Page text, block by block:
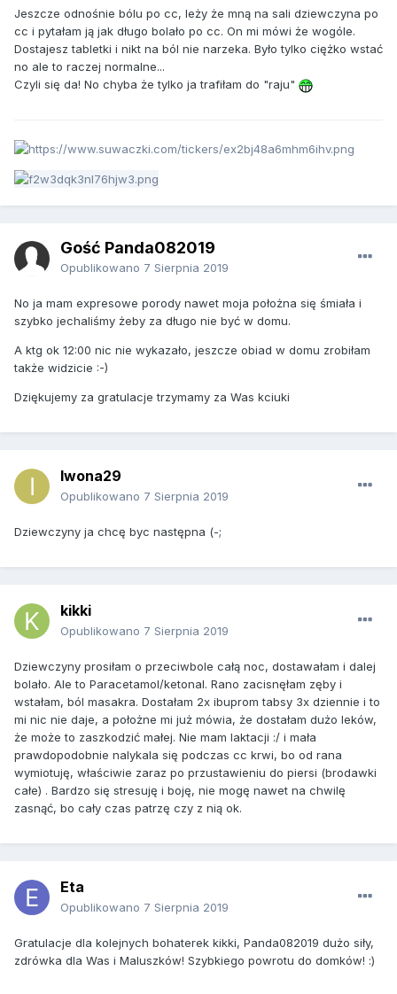
Jeszcze odnośnie bólu po cc, leży że mną na sali dziewczyna po
cc i pytałam ją jak długo bolało po cc. On mi mówi że wogóle.
Dostajesz tabletki i nikt na ból nie narzeka. Było tylko ciężko wstać
no ale to raczej normalne...
Czyli się da! No chyba że tylko ja trafiłam do "raju"
Gość Panda082019
Opublikowano 7 Sierpnia 2019
No ja mam expresowe porody nawet moja położna się śmiała i
szybko jechaliśmy żeby za długo nie być w domu.
A ktg ok 12:00 nic nie wykazało, jeszcze obiad w domu zrobiłam
także widzicie :-)
Dziękujemy za gratulacje trzymamy za Was kciuki
Iwona29
Opublikowano 7 Sierpnia 2019
Dziewczyny ja chcę byc następna (-;
kikki
Opublikowano 7 Sierpnia 2019
Dziewczyny prosiłam o przeciwbole całą noc, dostawałam i dalej
bolało. Ale to Paracetamol/ketonal. Rano zacisnęłam zęby i
wstałam, ból masakra. Dostałam 2x ibuprom tabsy 3x dziennie i to
mi nic nie daje, a położne mi już mówia, że dostałam dużo leków,
że może to zaszkodzić małej. Nie mam laktacji :/ i mała
prawdopodobnie nalykala się podczas cc krwi, bo od rana
wymiotuję, właściwie zaraz po przustawieniu do piersi (brodawki
całe) . Bardzo się stresuję i boję, nie mogę nawet na chwilę
zasnąć, bo cały czas patrzę czy z nią ok.
Eta
Opublikowano 7 Sierpnia 2019
Gratulacje dla kolejnych bohaterek kikki, Panda082019 dużo siły,
zdrówka dla Was i Maluszków! Szybkiego powrotu do domków! :)